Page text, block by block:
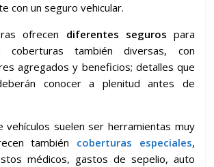
con un seguro vehicular.
ofrecen diferentes seguros para
coberturas también diversas, con
agregados y beneficios; detalles que
conocer a plenitud antes de
vehículos suelen ser herramientas muy
también coberturas especiales,
médicos, gastos de sepelio, auto